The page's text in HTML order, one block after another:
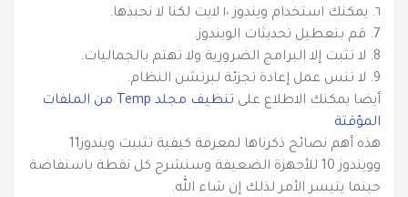
٦. يمكنك استخدام ويندوز ١٠ لايت لكنا لا نحبذها.
7. قم بتعطيل تحديثات الويندوز.
8. لا تثبت إلا البرامج الضرورية ولا تهتم بالجماليات.
9. لا تنس عمل إعادة تجزئة لبرتشن النظام.
أيضا يمكنك الاطلاع على
تنظيف مجلد Temp من الملفات
المؤقتة
هذه أهم نصائح ذكرناها لمعرفة كيفية تثبيت ويندوز11
وويندوز 10 للأجهزة الضعيفة وسنشرح كل نقطة باستفاضة
حينما يتيسر الأمر لذلك إن شاء الله.